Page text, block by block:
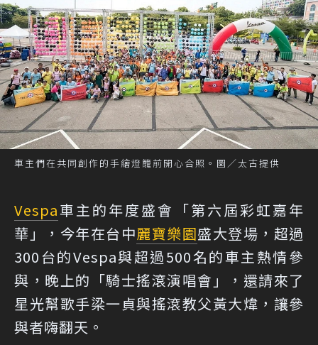
車主們在共同創作的手繪燈籠前開心合照。圖／太古提供
Vespa車主的年度盛會「第六屆彩虹嘉年
華」，今年在台中麗寶樂園盛大登場，超過
300台的Vespa與超過500名的車主熱情參
與，晚上的「騎士搖滾演唱會」，還請來了
星光幫歌手梁一貞與搖滾教父黃大煒，讓參
與者嗨翻天。